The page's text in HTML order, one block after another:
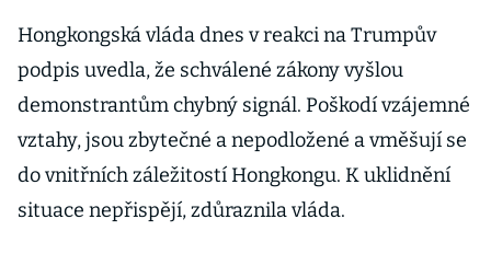
procent
Hongkongská vláda dnes v reakci na Trumpův
podpis uvedla, že schválené zákony vyšlou
demonstrantům chybný signál. Poškodí vzájemné
vztahy, jsou zbytečné a nepodložené a vměšují se
do vnitřních záležitostí Hongkongu. K uklidnění
situace nepřispějí, zdůraznila vláda.